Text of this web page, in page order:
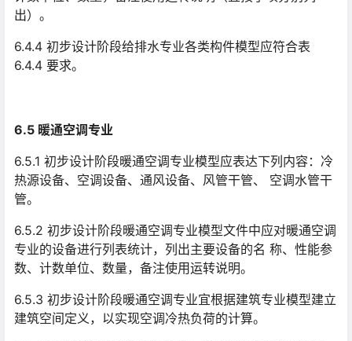
出）。
6.4.4 初步设计阶段给排水专业各类构件模型应符合表
6.4.4 要求。
6.5 暖通空调专业
6.5.1 初步设计阶段暖通空调专业模型应表达下列内容：冷
热源设备、空调设备、通风设备、风管干管、 空调水管干
管。
6.5.2 初步设计阶段暖通空调专业模型文件中应对暖通空调
专业的设备进行列表统计，列出主要设备的名 称、性能参
数、计数单位、数量，备注使用运转说明。
6.5.3 初步设计阶段暖通空调专业宜根据建筑专业模型建立
建筑空间定义，以实现空调冷热负荷的计算。